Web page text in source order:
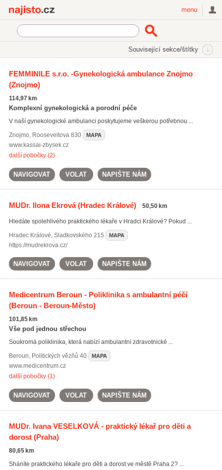
menu
Související sekce/štítky
Stomatologie (3390)
Praktičtí lékaři
Dětští a dorostoví lékaři
(1474)
Všechny související sekce
FEMMINILE s.r.o. -Gynekologická ambulance Znojmo
(Znojmo)
114,97 km
Komplexní gynekologická a porodní péče
V naší gynekologické ambulanci poskytujeme veškerou potřebnou ...
Znojmo, Rooseveltova 830 MAPA
www.kassai-zbysek.cz
další pobočky (2)
NAVIGOVAT VOLAT NAPIŠTE NÁM
MUDr. Ilona Ekrová(Hradec Králové) 50,50 km
Hledáte spolehlivého praktického lékaře v Hradci Králové? Pokud ...
Hradec Králové, Sladkovského 215 MAPA
https://mudrekrova.cz/
NAVIGOVAT VOLAT NAPIŠTE NÁM
Medicentrum Beroun - Poliklinika s ambulantní péčí
(Beroun - Beroun-Město)
101,85 km
Vše pod jednou střechou
Soukromá poliklinika, která nabízí ambulantní zdravotnické ...
Beroun, Politických vězňů 40 MAPA
www.medicentrum.cz
další pobočky (1)
NAVIGOVAT VOLAT NAPIŠTE NÁM
MUDr. Ivana VESELKOVÁ - praktický lékař pro děti a
dorost(Praha)
80,65 km
Sháníte praktického lékaře pro děti a dorost ve městě Praha 2? ...